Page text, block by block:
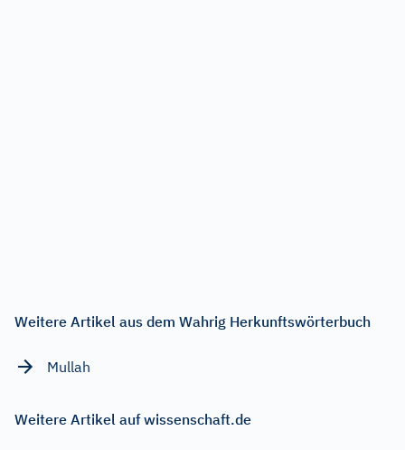
Weitere Artikel aus dem Wahrig Herkunftswörterbuch
Mullah
Weitere Artikel auf wissenschaft.de